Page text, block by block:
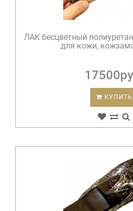
ЛАК бесцветный
для кожи,
КУПИТЬ